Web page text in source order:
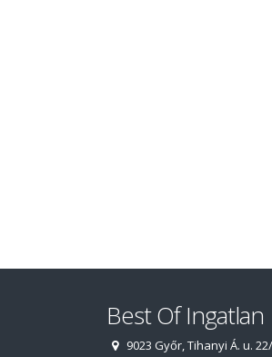
Best Of Ingatlan
9023 Győr, Tihanyi Á. u.